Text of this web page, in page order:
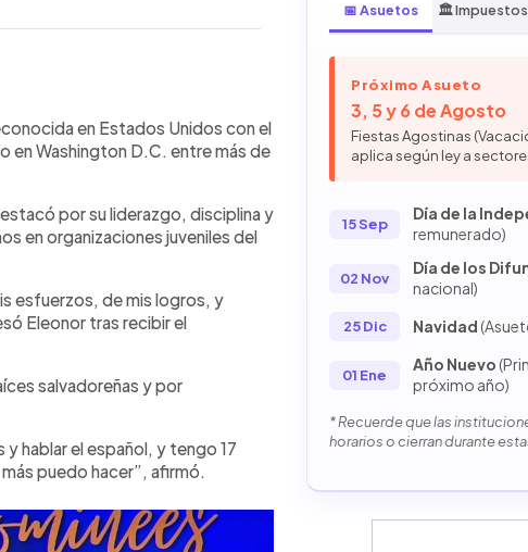
residente del Área de la
premio nacional “Joven
Unidos. La adolescente
Mateo. Además,
Durante la
pasiones. Eleonor
y espacios juveniles en
en Estados Unidos con el
en Washington D.C. entre más de
por su liderazgo, disciplina y
en organizaciones juveniles del
esfuerzos, de mis logros, y
Eleonor tras recibir el
salvadoreñas y por
hablar el español, y tengo 17
puedo hacer”, afirmó.
📅 Asuetos 🏛️ Impuestos
Próximo Asueto
3, 5 y 6 de Agosto
Fiestas Agostinas
aplica según ley a
15 Sep
Día de la
remunerado)
02 Nov
Día de los
nacional)
25 Dic Navidad
01 Ene
Año Nuevo
próximo año)
* Recuerde que las
horarios o cierran durante